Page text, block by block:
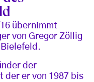
übernimmt
von Gregor Zöllig
der
der er von 1987 bis